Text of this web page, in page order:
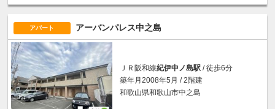
アパート アーバンパレス中之島
ＪＲ阪和線紀伊中ノ島駅 / 徒歩6分
築年月2008年5月 / 2階建
和歌山県和歌山市中之島